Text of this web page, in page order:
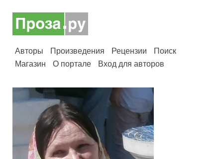
Авторы Произведения Рецензии
Поиск
Магазин
О портале Вход для авторов